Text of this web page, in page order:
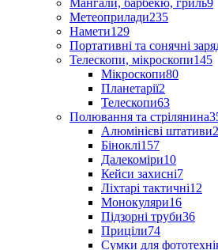
Мангали, барбекю, гриль9
Метеоприлади235
Намети129
Портативні та сонячні
Телескопи, мікроскопи145
Мікроскопи80
Планетарії2
Телескопи63
Полювання та стрілянина
Алюмінієві штативи
Біноклі157
Далекоміри10
Кейси захисні7
Ліхтарі тактичні12
Монокуляри16
Підзорні труби36
Приціли74
Сумки для